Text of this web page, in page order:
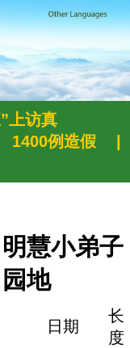
上访真
1400例造假
明慧小弟子
园地
日期
长
度